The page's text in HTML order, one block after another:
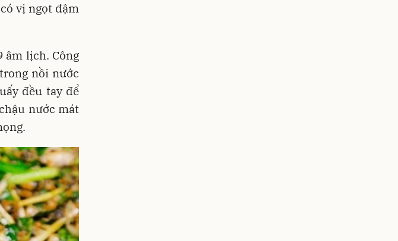
vị ngọt đậm
âm lịch. Công
nồi nước
đều tay để
nước mát